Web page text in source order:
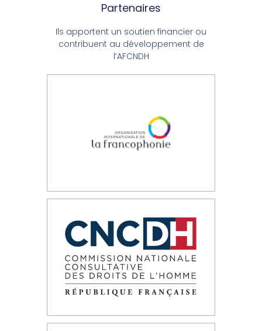
Partenaires
Ils apportent un soutien financier ou
contribuent au développement de
l’AFCNDH